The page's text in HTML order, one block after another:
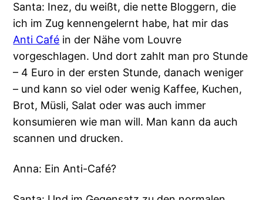
Santa: Inez, du weißt, die nette Bloggern, die
ich im Zug kennengelernt habe, hat mir das
Anti Café in der Nähe vom Louvre
vorgeschlagen. Und dort zahlt man pro Stunde
– 4 Euro in der ersten Stunde, danach weniger
– und kann so viel oder wenig Kaffee, Kuchen,
Brot, Müsli, Salat oder was auch immer
konsumieren wie man will. Man kann da auch
scannen und drucken.
Anna: Ein Anti-Café?